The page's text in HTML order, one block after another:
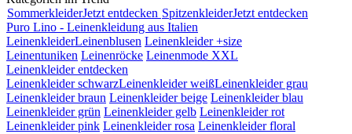
SommerkleiderJetzt entdecken SpitzenkleiderJetzt entdecken
Puro Lino - Leinenkleidung aus Italien
LeinenkleiderLeinenblusen Leinenkleider +size
Leinentuniken Leinenröcke Leinenmode XXL
Leinenkleider entdecken
Leinenkleider schwarzLeinenkleider weißLeinenkleider grau
Leinenkleider braun Leinenkleider beige Leinenkleider blau
Leinenkleider grün Leinenkleider gelb Leinenkleider rot
Leinenkleider pink Leinenkleider rosa Leinenkleider floral